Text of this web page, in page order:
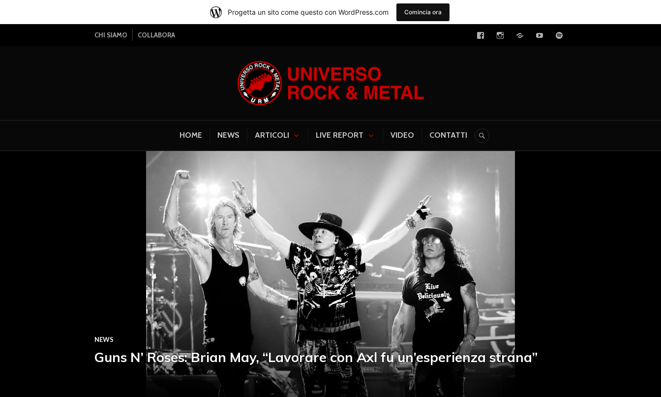
CHI SIAMO COLLABORA
Universo Rock & Metal
HOME NEWS ARTICOLI LIVE REPORT VIDEO CONTATTI
NEWS
Guns N’ Roses: Brian May, “Lavorare con Axl fu un’esperienza strana”
Progetta un sito come questo con WordPress.com Comincia ora